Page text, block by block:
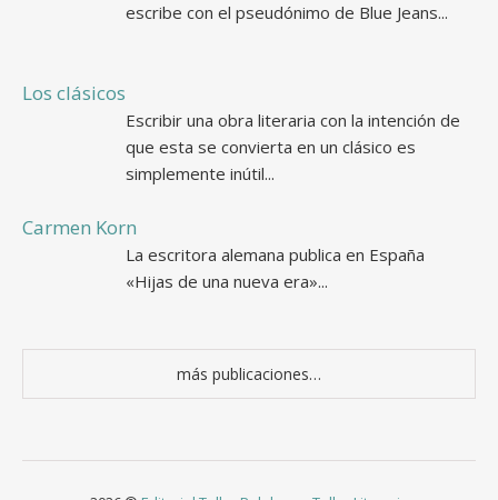
escribe con el pseudónimo de Blue Jeans...
Los clásicos
Escribir una obra literaria con la intención de
que esta se convierta en un clásico es
simplemente inútil...
Carmen Korn
La escritora alemana publica en España
«Hijas de una nueva era»...